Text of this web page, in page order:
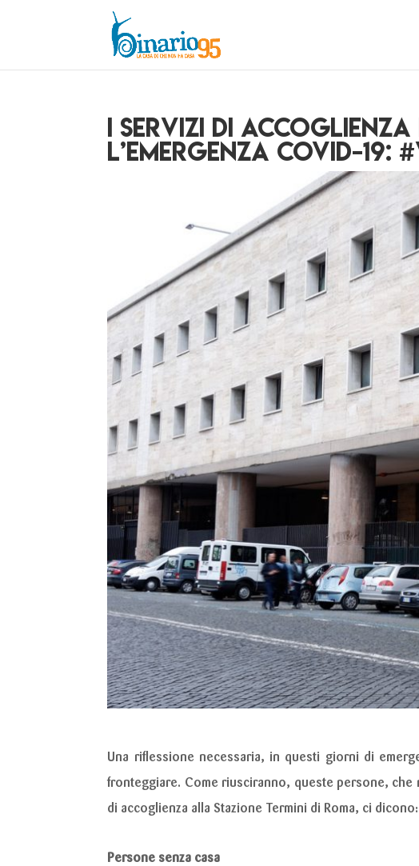
I servizi di accoglienza
l’emergenza Covid-
Una riflessione necessaria, in questi giorni di
fronteggiare. Come riusciranno, queste persone, che
di accoglienza alla Stazione Termini di Roma, ci
Persone senza casa